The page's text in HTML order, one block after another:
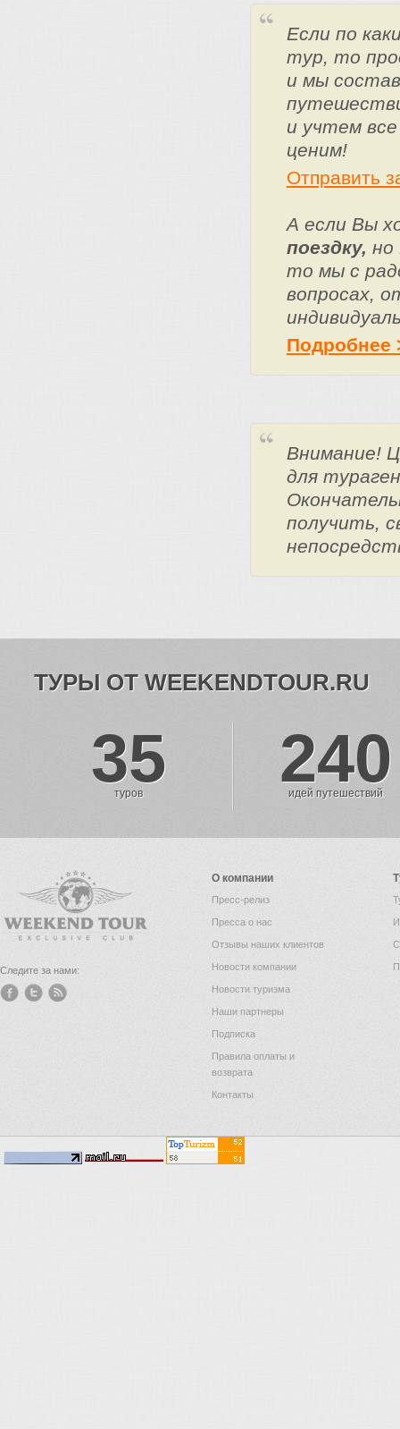
Если по
тур, то
и мы
и учтем
ценим!
Отправить
А если Вы
поездку, но
то мы с
вопросах,
Подробнее
Внимание!
для
получить,
ТУРЫ ОТ WEEKENDTOUR.RU
35
туров 240
идей путешествий
Следите за нами:
О компании
Пресс-релиз
Пресса о нас
Отзывы наших клиентов
Новости компании
Новости туризма
Наши партнеры
Подписка
Правила оплаты и
возврата
Контакты